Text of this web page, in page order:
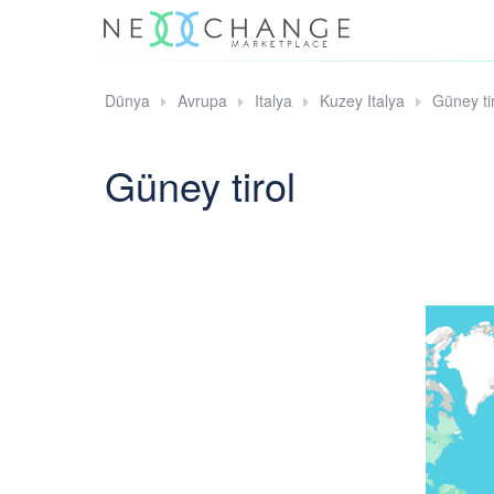
Dünya Avrupa Italya Kuzey Italya Güney
Güney tirol